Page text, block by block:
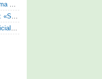
Perugia, operazione in porta: accordo con la Roma per il talento Zelezny
Desenzano, Gaburro dopo il successo nel finale: «Sapevamo che avremmo sofferto, ma si è vista la voglia di vincere»
Virtus Francavilla, innesto verde in mediana: ufficiale l'arrivo del classe 2008 Gianluca Ajello